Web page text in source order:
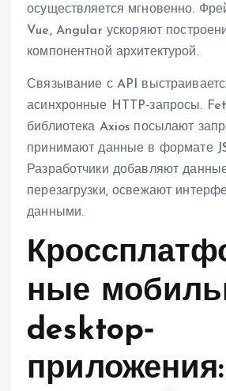
осуществляется мгновенно.
Vue, Angular ускоряют
компонентной архитектурой.
Связывание с API
асинхронные HTTP‑запросы.
библиотека Axios посылают
принимают данные в формате
Разработчики добавляют
перезагрузки, освежают
данными.
ные
desktop‑